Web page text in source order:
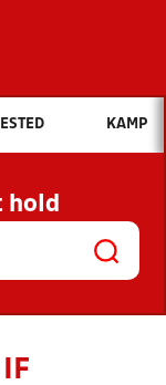
vil du søge efter?
NYHEDER
OG
KAMP
hold